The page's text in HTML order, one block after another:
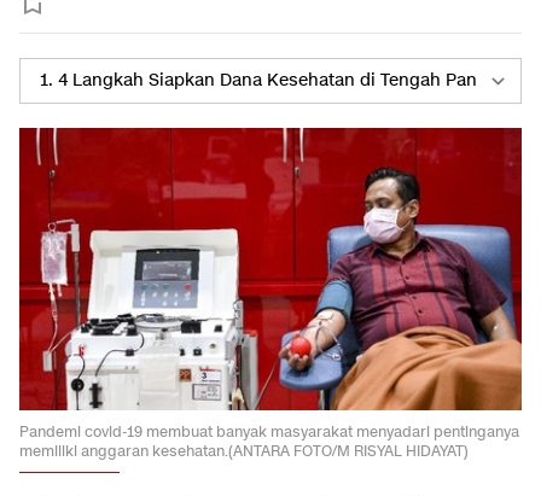
Pandemi covid-19 membuat banyak masyarakat menyadari pentinganya
memiliki anggaran kesehatan.(ANTARA FOTO/M RISYAL HIDAYAT)